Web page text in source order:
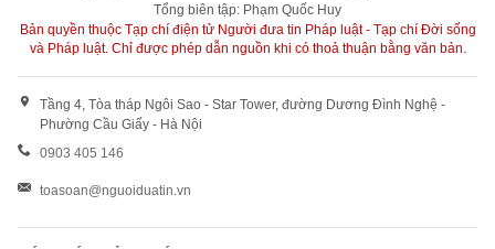
Tổng biên tập: Phạm Quốc Huy
Bản quyền thuộc Tạp chí điện tử Người đưa tin Pháp luật - Tạp chí Đời sống
và Pháp luật. Chỉ được phép dẫn nguồn khi có thoả thuận bằng văn bản.
Tầng 4, Tòa tháp Ngôi Sao - Star Tower, đường Dương Đình Nghệ -
Phường Cầu Giấy - Hà Nội
0903 405 146
toasoan@nguoiduatin.vn